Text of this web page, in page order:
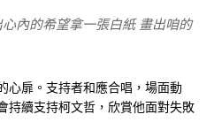
心內的希望拿一張白紙 畫出咱的
心扉。支持者和應合唱，場面動
持續支持柯文哲，欣賞他面對失敗